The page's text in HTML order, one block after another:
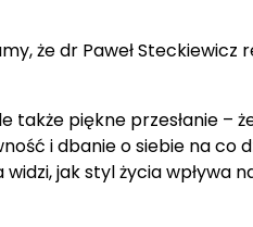
że dr Paweł Steckiewicz
także piękne przesłanie –
i dbanie o siebie na co
jak styl życia wpływa